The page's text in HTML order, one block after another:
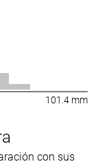
101.4 mm
con sus